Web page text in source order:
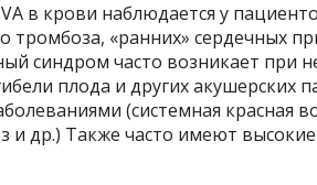
в крови наблюдается у
«ранних» сердечных
синдром часто возникает при
плода и других акушерских
(системная красная
и др.) Также часто имеют